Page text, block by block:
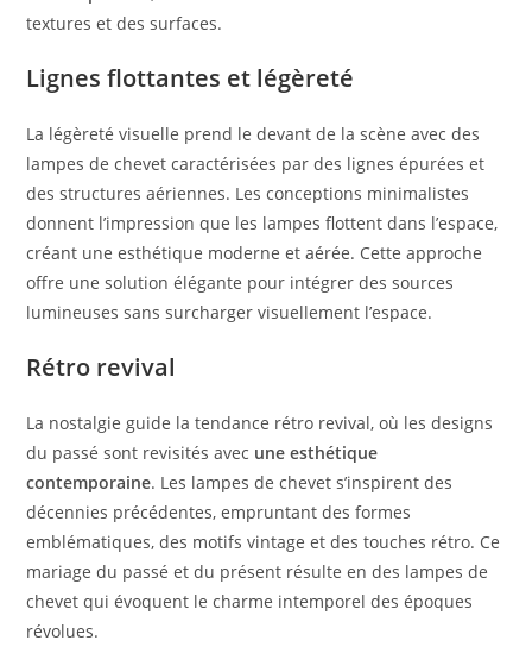
textures et des surfaces.
Lignes flottantes et légèreté
La légèreté visuelle prend le devant de la scène avec des
lampes de chevet caractérisées par des lignes épurées et
des structures aériennes. Les conceptions minimalistes
donnent l’impression que les lampes flottent dans l’espace,
créant une esthétique moderne et aérée. Cette approche
offre une solution élégante pour intégrer des sources
lumineuses sans surcharger visuellement l’espace.
Rétro revival
La nostalgie guide la tendance rétro revival, où les designs
du passé sont revisités avec une esthétique
contemporaine. Les lampes de chevet s’inspirent des
décennies précédentes, empruntant des formes
emblématiques, des motifs vintage et des touches rétro. Ce
mariage du passé et du présent résulte en des lampes de
chevet qui évoquent le charme intemporel des époques
révolues.